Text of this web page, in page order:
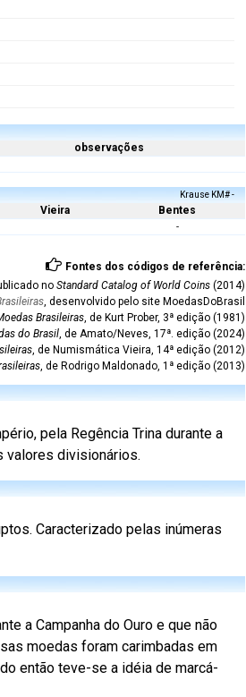
observações
Krause KM# -
Vieira Bentes
-
Fontes dos códigos de referência:
no Standard Catalog of World Coins (2014)
, desenvolvido pelo site MoedasDoBrasil
Brasileiras, de Kurt Prober, 3ª edição (1981)
do Brasil, de Amato/Neves, 17ª. edição (2024)
, de Numismática Vieira, 14ª edição (2012)
, de Rodrigo Maldonado, 1ª edição (2013)
pela Regência Trina durante a
valores divisionários.
Caracterizado pelas inúmeras
a Campanha do Ouro e que não
moedas foram carimbadas em
então teve-se a idéia de marcá-